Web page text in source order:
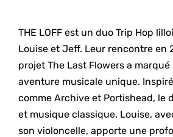
THE LOFF est un duo Trip Hop
Louise et Jeff. Leur rencontre en
projet The Last Flowers a marqué
aventure musicale unique.
comme Archive et Portishead, le
et musique classique. Louise,
son violoncelle, apporte une